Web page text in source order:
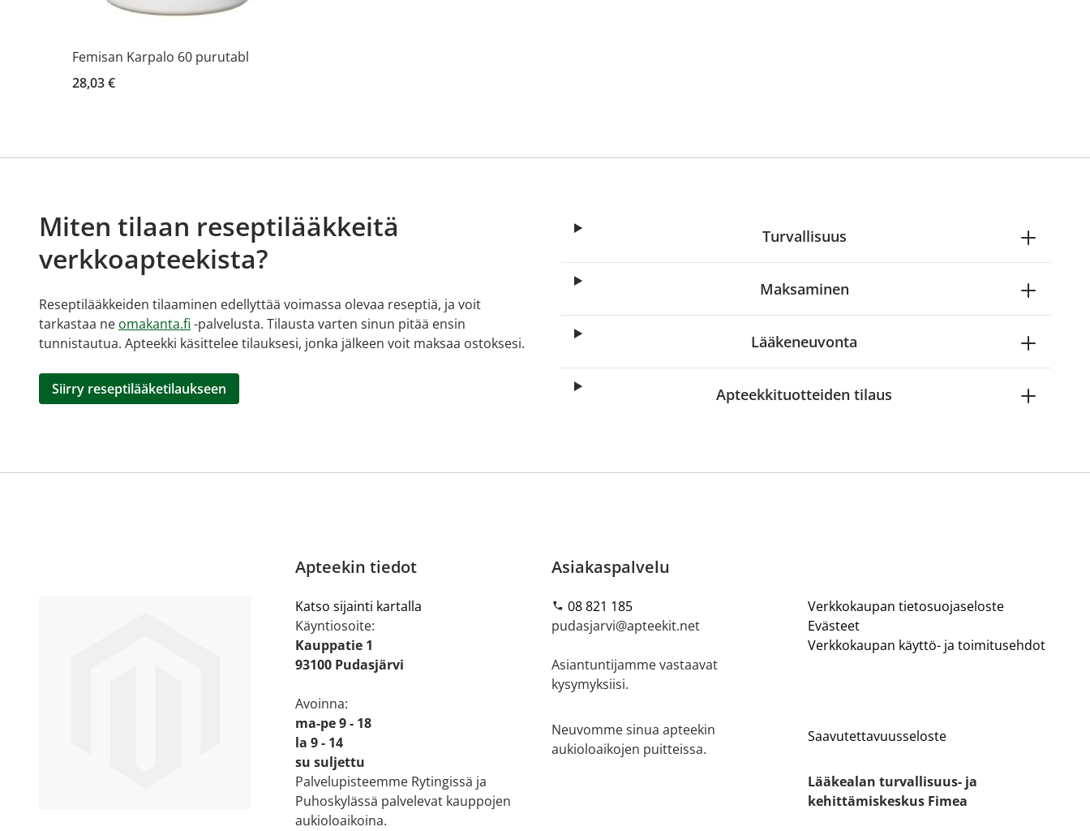
Femisan Karpalo 60 purutabl
28,03 €
Miten tilaan reseptilääkkeitä
verkkoapteekista?
Reseptilääkkeiden tilaaminen edellyttää voimassa olevaa reseptiä, ja voit
tarkastaa ne omakanta.fi -palvelusta. Tilausta varten sinun pitää ensin
tunnistautua. Apteekki käsittelee tilauksesi, jonka jälkeen voit maksaa ostoksesi.
Siirry reseptilääketilaukseen
Turvallisuus
Maksaminen
Lääkeneuvonta
Apteekkituotteiden tilaus
Apteekin tiedot
Katso sijainti kartalla
Käyntiosoite:
Kauppatie 1
93100 Pudasjärvi
Avoinna:
ma-pe 9 - 18
la 9 - 14
su suljettu
Palvelupisteemme Rytingissä ja
Puhoskylässä palvelevat kauppojen
aukioloaikoina.
Asiakaspalvelu
08 821 185
pudasjarvi@apteekit.net
Asiantuntijamme vastaavat
kysymyksiisi.
Neuvomme sinua apteekin
aukioloaikojen puitteissa.
Verkkokaupan tietosuojaseloste
Evästeet
Verkkokaupan käyttö- ja toimitusehdot
Saavutettavuusseloste
Lääkealan turvallisuus- ja
kehittämiskeskus Fimea